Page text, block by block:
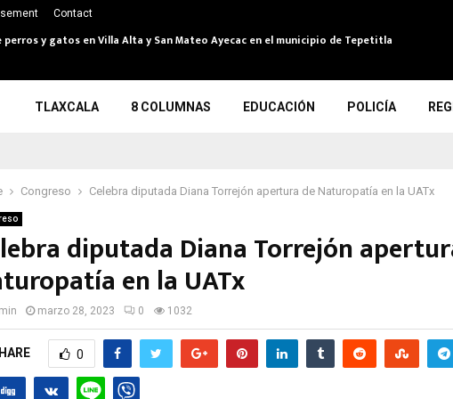
Contact
y gatos en Villa Alta y San Mateo Ayecac en el municipio de Tepetitla
TLAXCALA 8 COLUMNAS EDUCACIÓN POLICÍA
Congreso Celebra diputada Diana Torrejón apertura de Naturopatía en la UATx
diputada Diana Torrejón
en la UATx
marzo 28, 2023 0 1032
0